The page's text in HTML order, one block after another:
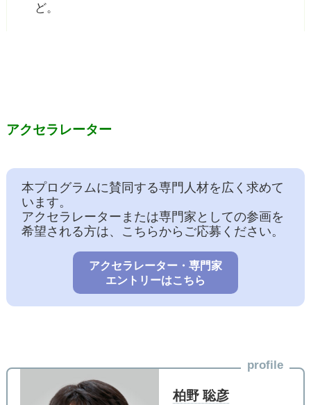
ど。
アクセラレーター
本プログラムに賛同する専門人材を広く求めて
います。
アクセラレーターまたは専門家としての参画を
希望される方は、こちらからご応募ください。
アクセラレーター・専門家
エントリーはこちら
profile
柏野 聡彦